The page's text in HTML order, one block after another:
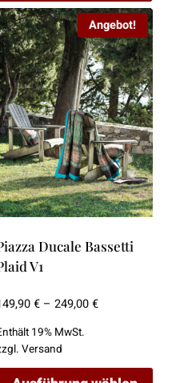
Angebot!
Ducale Bassetti
V1
€– 249,00€Preisspanne:
19% MwSt.
Versand